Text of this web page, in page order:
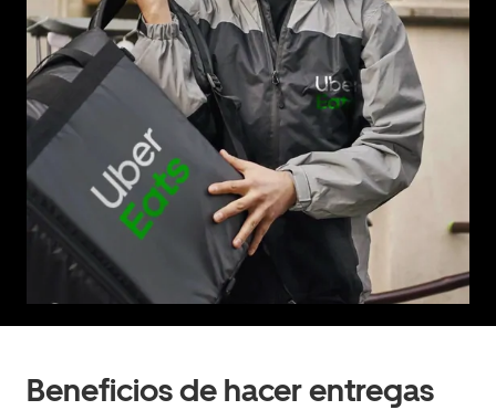
Beneficios de hacer entregas